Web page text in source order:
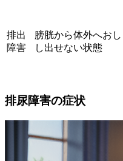
排出
障害
膀胱から体外へお
し出せない状態
排尿障害の症状